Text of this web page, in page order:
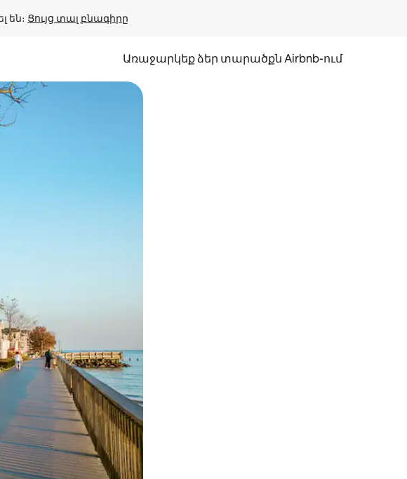
են։ Ցույց տալ բնագիրը
Առաջարկեք ձեր տարածքն Airbnb-ում
հպելով կամ մատը սահեցնելով։